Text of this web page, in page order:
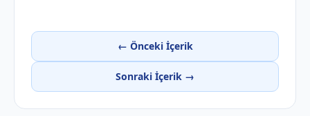
← Önceki İçerik
Sonraki İçerik →